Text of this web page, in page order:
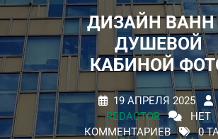
ДИЗАЙН ВАНН
ДУШЕВОЙ
КАБИНОЙ
19 АПРЕЛЯ 2025
REDACTOR
НЕТ
КОММЕНТАРИЕВ
0